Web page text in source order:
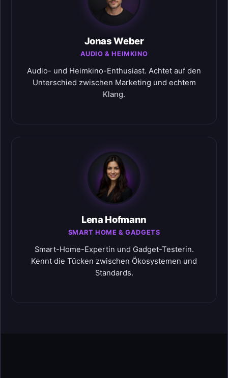
Jonas Weber
AUDIO & HEIMKINO
Audio- und Heimkino-Enthusiast. Achtet auf den
Unterschied zwischen Marketing und echtem
Klang.
Lena Hofmann
SMART HOME & GADGETS
Smart-Home-Expertin und Gadget-Testerin.
Kennt die Tücken zwischen Ökosystemen und
Standards.